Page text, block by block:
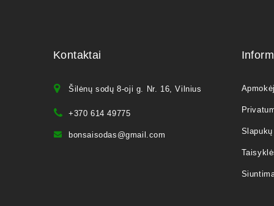
Kontaktai
Šilėnų sodų 8-oji g. Nr. 16, Vilnius
+370 614 49775
bonsaisodas@gmail.com